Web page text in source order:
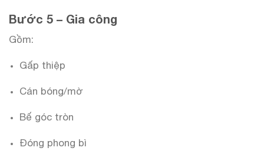
Bước 5 – Gia công
Gồm:
Gấp thiệp
Cán bóng/mờ
Bế góc tròn
Đóng phong bì